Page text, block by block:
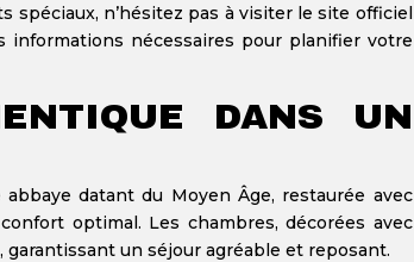
spéciaux, n’hésitez pas à visiter le site officiel
informations nécessaires pour planifier votre
DANS UN
datant du Moyen Âge, restaurée avec
optimal. Les chambres, décorées avec
un séjour agréable et reposant.